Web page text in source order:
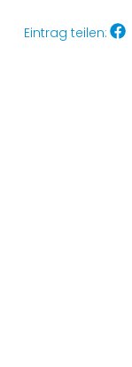
Eintrag teilen: